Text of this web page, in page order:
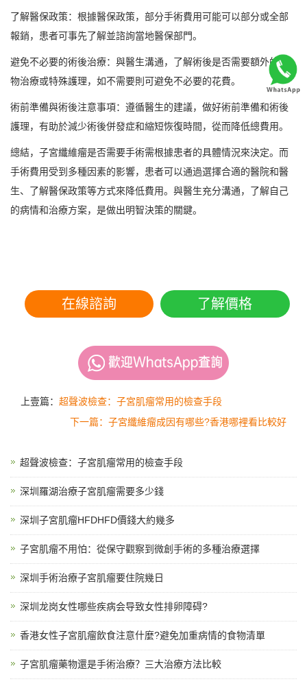
了解醫保政策：根據醫保政策，部分手術費用可能可以部分或全部
報銷，患者可事先了解並諮詢當地醫保部門。
避免不必要的術後治療：與醫生溝通，了解術後是否需要額外的藥
物治療或特殊護理，如不需要則可避免不必要的花費。
術前準備與術後注意事項：遵循醫生的建議，做好術前準備和術後
護理，有助於減少術後併發症和縮短恢復時間，從而降低總費用。
總結，子宮纖維瘤是否需要手術需根據患者的具體情況來決定。而
手術費用受到多種因素的影響，患者可以通過選擇合適的醫院和醫
生、了解醫保政策等方式來降低費用。與醫生充分溝通，了解自己
的病情和治療方案，是做出明智決策的關鍵。
在線諮詢 了解價格
上壹篇： 超聲波檢查：子宮肌瘤常用的檢查手段
下一篇：子宮纖維瘤成因有哪些?香港哪裡看比較好
超聲波檢查：子宮肌瘤常用的檢查手段
深圳羅湖治療子宮肌瘤需要多少錢
深圳子宮肌瘤HFDHFD價錢大約幾多
子宮肌瘤不用怕：從保守觀察到微創手術的多種治療選擇
深圳手術治療子宮肌瘤要住院幾日
深圳龙岗女性哪些疾病会导致女性排卵障碍?
香港女性子宮肌瘤飲食注意什麼?避免加重病情的食物清單
子宮肌瘤藥物還是手術治療？三大治療方法比較